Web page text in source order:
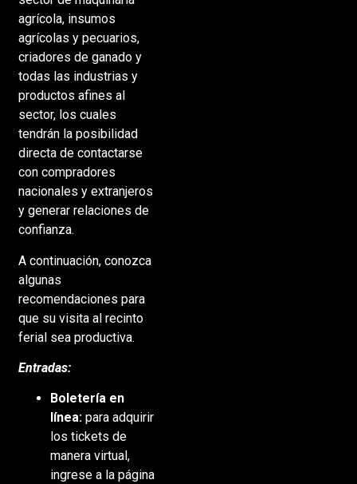
agrícola, insumos
agrícolas y pecuarios,
criadores de ganado y
todas las industrias y
productos afines al
sector, los cuales
tendrán la posibilidad
directa de contactarse
con compradores
nacionales y extranjeros
y generar relaciones de
confianza.
A continuación, conozca
algunas
recomendaciones para
que su visita al recinto
ferial sea productiva.
Entradas:
Boletería en
línea: para adquirir
los tickets de
manera virtual,
ingrese a la página